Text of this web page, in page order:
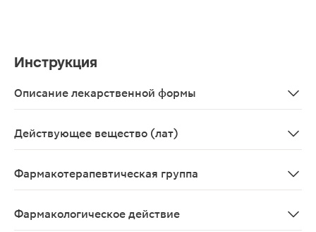
Инструкция
Описание лекарственной формы
Действующее вещество (лат)
Фармакотерапевтическая группа
Фармакологическое действие